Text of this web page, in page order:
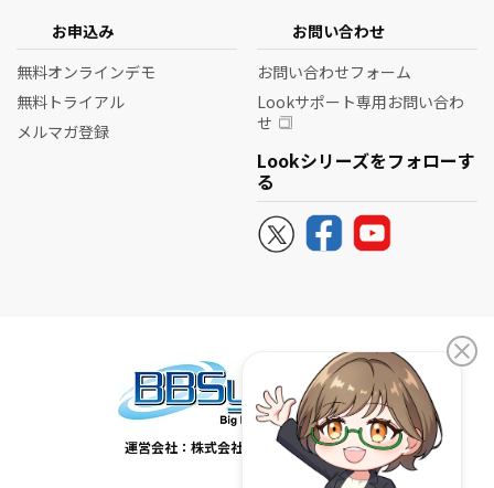
お申込み
無料オンラインデモ
無料トライアル
メルマガ登録
お問い合わせ
お問い合わせフォーム
Lookサポート専用お問い合わ
せ
Lookシリーズをフォローす
る
運営会社：株式会社ビービーシステム